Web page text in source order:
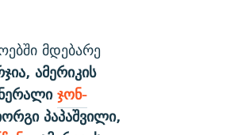
მდებარე
ამერიკის
ჯონ-
პაპაშვილი,